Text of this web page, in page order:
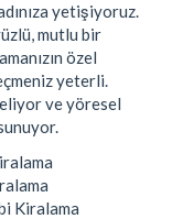
yetişiyoruz.
mutlu bir
özel
yeterli.
ve yöresel
Kiralama